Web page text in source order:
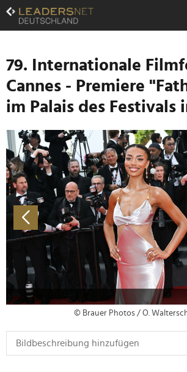
Zum
Inhalt
Zur
Navigation
Zur
Hauptnavigation
79. Internationale
Cannes - Premiere
im Palais des Festivals
© Brauer Photos / O.